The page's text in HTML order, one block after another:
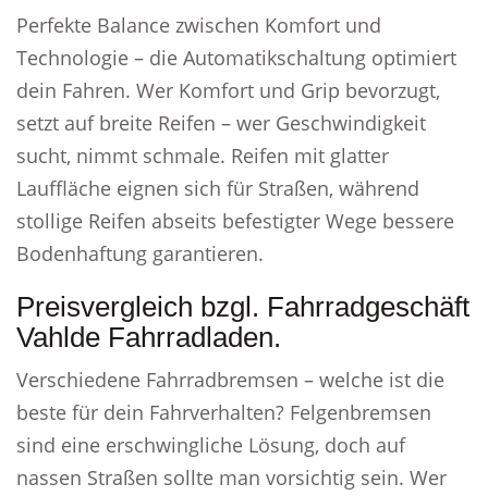
Perfekte Balance zwischen Komfort und
Technologie – die Automatikschaltung optimiert
dein Fahren. Wer Komfort und Grip bevorzugt,
setzt auf breite Reifen – wer Geschwindigkeit
sucht, nimmt schmale. Reifen mit glatter
Lauffläche eignen sich für Straßen, während
stollige Reifen abseits befestigter Wege bessere
Bodenhaftung garantieren.
Preisvergleich bzgl. Fahrradgeschäft
Vahlde Fahrradladen.
Verschiedene Fahrradbremsen – welche ist die
beste für dein Fahrverhalten? Felgenbremsen
sind eine erschwingliche Lösung, doch auf
nassen Straßen sollte man vorsichtig sein. Wer